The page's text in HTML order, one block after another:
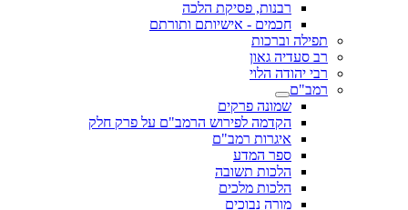
רבנות, פסיקת הלכה
חכמים - אישיותם ותורתם
תפילה וברכות
רב סעדיה גאון
רבי יהודה הלוי
רמב"ם
שמונה פרקים
הקדמה לפירוש הרמב"ם על פרק חלק
איגרות רמב"ם
ספר המדע
הלכות תשובה
הלכות מלכים
מורה נבוכים